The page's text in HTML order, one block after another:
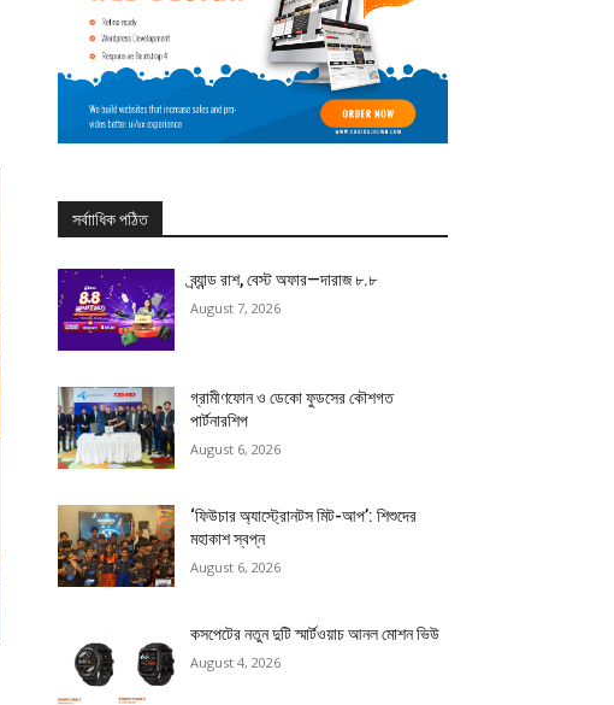
সর্বাাধিক পঠিত
ব্র্যান্ড রাশ, বেস্ট অফার—দারাজ ৮.৮
August 7, 2026
গ্রামীণফোন ও ডেকো ফুডসের কৌশগত
পার্টনারশিপ
August 6, 2026
‘ফিউচার অ্যাস্ট্রোনটস মিট-আপ’: শিশুদের
মহাকাশ স্বপ্ন
August 6, 2026
কসপেটের নতুন দুটি স্মার্টওয়াচ আনল মোশন ভিউ
August 4, 2026